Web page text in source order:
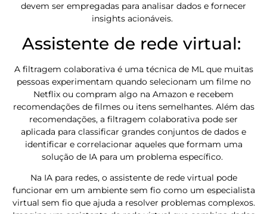
devem ser empregadas para analisar dados e fornecer
insights acionáveis.
Assistente de rede virtual:
A filtragem colaborativa é uma técnica de ML que muitas
pessoas experimentam quando selecionam um filme no
Netflix ou compram algo na Amazon e recebem
recomendações de filmes ou itens semelhantes. Além das
recomendações, a filtragem colaborativa pode ser
aplicada para classificar grandes conjuntos de dados e
identificar e correlacionar aqueles que formam uma
solução de IA para um problema específico.
Na IA para redes, o assistente de rede virtual pode
funcionar em um ambiente sem fio como um especialista
virtual sem fio que ajuda a resolver problemas complexos.